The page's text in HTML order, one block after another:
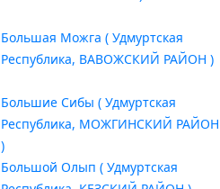
Большая Можга ( Удмуртская
Республика, ВАВОЖСКИЙ РАЙОН )
Большие Сибы ( Удмуртская
Республика, МОЖГИНСКИЙ РАЙОН
)
Большой Олып ( Удмуртская